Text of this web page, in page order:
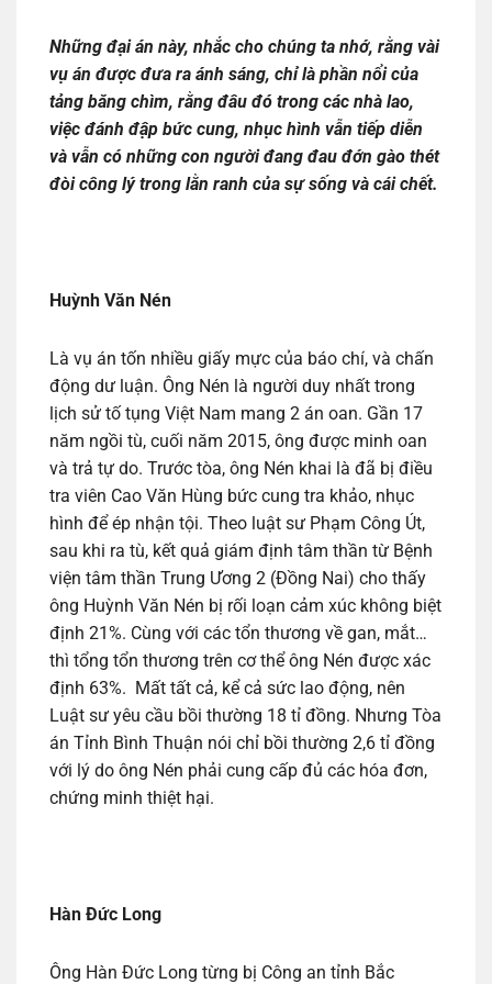
Những đại án này, nhắc cho chúng ta nhớ, rằng vài
vụ án được đưa ra ánh sáng, chỉ là phần nổi của
tảng băng chìm, rằng đâu đó trong các nhà lao,
việc đánh đập bức cung, nhục hình vẫn tiếp diễn
và vẫn có những con người đang đau đớn gào thét
đòi công lý trong lằn ranh của sự sống và cái chết.
Huỳnh Văn Nén
Là vụ án tốn nhiều giấy mực của báo chí, và chấn
động dư luận. Ông Nén là người duy nhất trong
lịch sử tố tụng Việt Nam mang 2 án oan. Gần 17
năm ngồi tù, cuối năm 2015, ông được minh oan
và trả tự do. Trước tòa, ông Nén khai là đã bị điều
tra viên Cao Văn Hùng bức cung tra khảo, nhục
hình để ép nhận tội. Theo luật sư Phạm Công Út,
sau khi ra tù, kết quả giám định tâm thần từ Bệnh
viện tâm thần Trung Ương 2 (Đồng Nai) cho thấy
ông Huỳnh Văn Nén bị rối loạn cảm xúc không biệt
định 21%. Cùng với các tổn thương về gan, mắt…
thì tổng tổn thương trên cơ thể ông Nén được xác
định 63%. Mất tất cả, kể cả sức lao động, nên
Luật sư yêu cầu bồi thường 18 tỉ đồng. Nhưng Tòa
án Tỉnh Bình Thuận nói chỉ bồi thường 2,6 tỉ đồng
với lý do ông Nén phải cung cấp đủ các hóa đơn,
chứng minh thiệt hại.
Hàn Đức Long
Ông Hàn Đức Long từng bị Công an tỉnh Bắc